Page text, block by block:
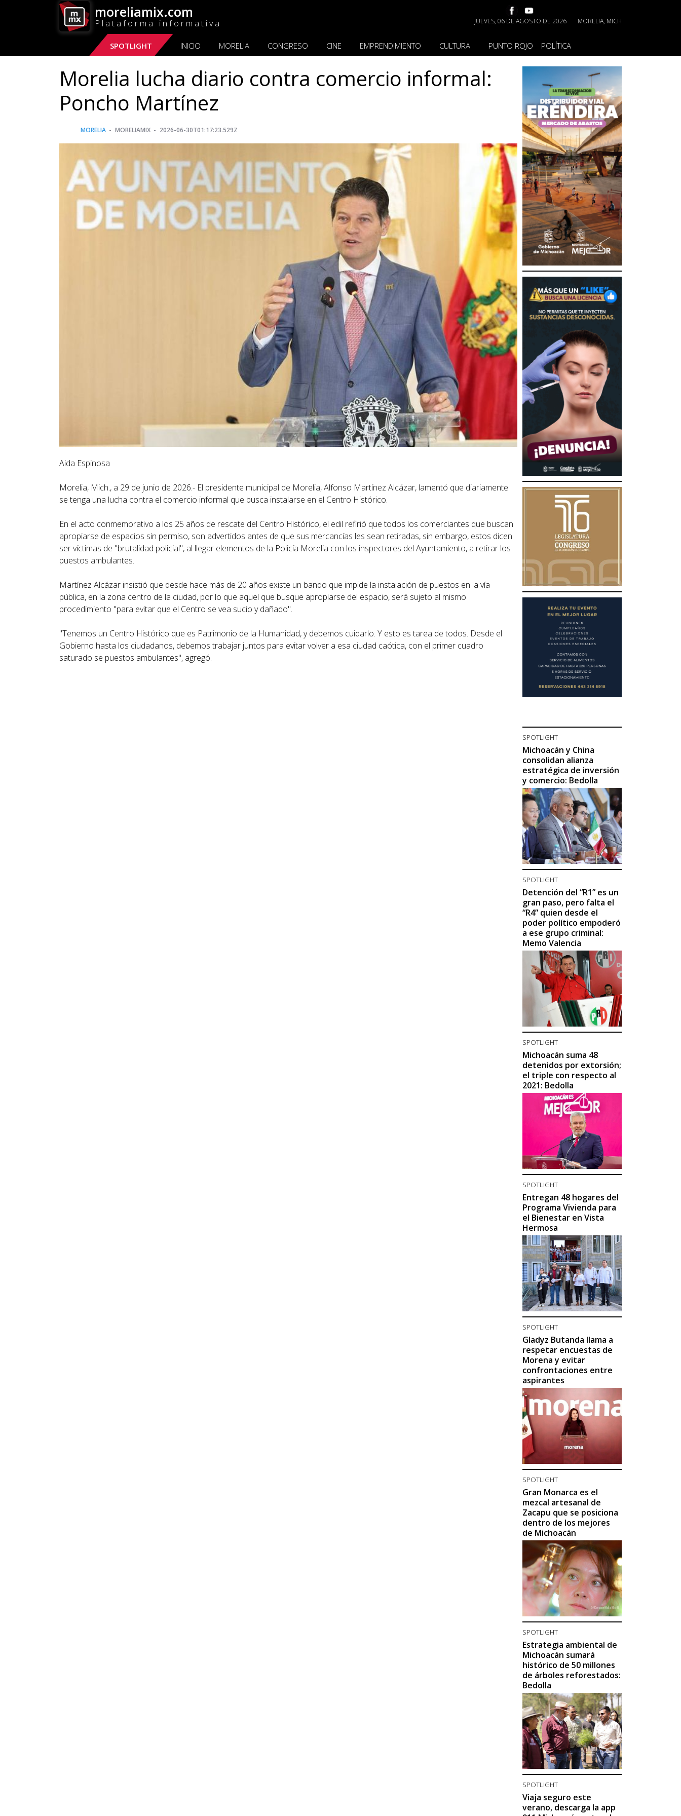
moreliamix.com
Plataforma informativa JUEVES, 06 DE AGOSTO DE 2026 MORELIA, MICH
SPOTLIGHT INICIO MORELIA CONGRESO CINE EMPRENDIMIENTO CULTURA PUNTO ROJO POLÍTICA
Morelia lucha diario contra comercio informal:
Poncho Martínez
MORELIA MORELIAMIX 2026-06-30T01:17:23.529Z
Aida Espinosa
Morelia, Mich., a 29 de junio de 2026.- El presidente municipal de Morelia, Alfonso Martínez Alcázar, lamentó que diariamente
se tenga una lucha contra el comercio informal que busca instalarse en el Centro Histórico.
En el acto conmemorativo a los 25 años de rescate del Centro Histórico, el edil refirió que todos los comerciantes que buscan
apropiarse de espacios sin permiso, son advertidos antes de que sus mercancías les sean retiradas, sin embargo, estos dicen
ser víctimas de "brutalidad policial", al llegar elementos de la Policía Morelia con los inspectores del Ayuntamiento, a retirar los
puestos ambulantes.
Martínez Alcázar insistió que desde hace más de 20 años existe un bando que impide la instalación de puestos en la vía
pública, en la zona centro de la ciudad, por lo que aquel que busque apropiarse del espacio, será sujeto al mismo
procedimiento "para evitar que el Centro se vea sucio y dañado".
"Tenemos un Centro Histórico que es Patrimonio de la Humanidad, y debemos cuidarlo. Y esto es tarea de todos. Desde el
Gobierno hasta los ciudadanos, debemos trabajar juntos para evitar volver a esa ciudad caótica, con el primer cuadro
saturado se puestos ambulantes", agregó.
SPOTLIGHT
Michoacán y China
consolidan alianza
estratégica de inversión
y comercio: Bedolla
SPOTLIGHT
Detención del “R1” es un
gran paso, pero falta el
“R4” quien desde el
poder político empoderó
a ese grupo criminal:
Memo Valencia
SPOTLIGHT
Michoacán suma 48
detenidos por extorsión;
el triple con respecto al
2021: Bedolla
SPOTLIGHT
Entregan 48 hogares del
Programa Vivienda para
el Bienestar en Vista
Hermosa
SPOTLIGHT
Gladyz Butanda llama a
respetar encuestas de
Morena y evitar
confrontaciones entre
aspirantes
SPOTLIGHT
Gran Monarca es el
mezcal artesanal de
Zacapu que se posiciona
dentro de los mejores
de Michoacán
SPOTLIGHT
Estrategia ambiental de
Michoacán sumará
histórico de 50 millones
de árboles reforestados:
Bedolla
SPOTLIGHT
Viaja seguro este
verano, descarga la app